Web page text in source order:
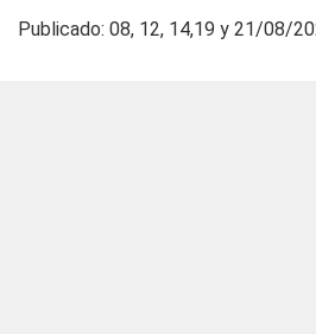
Publicado: 08, 12, 14,19 y 21/08/